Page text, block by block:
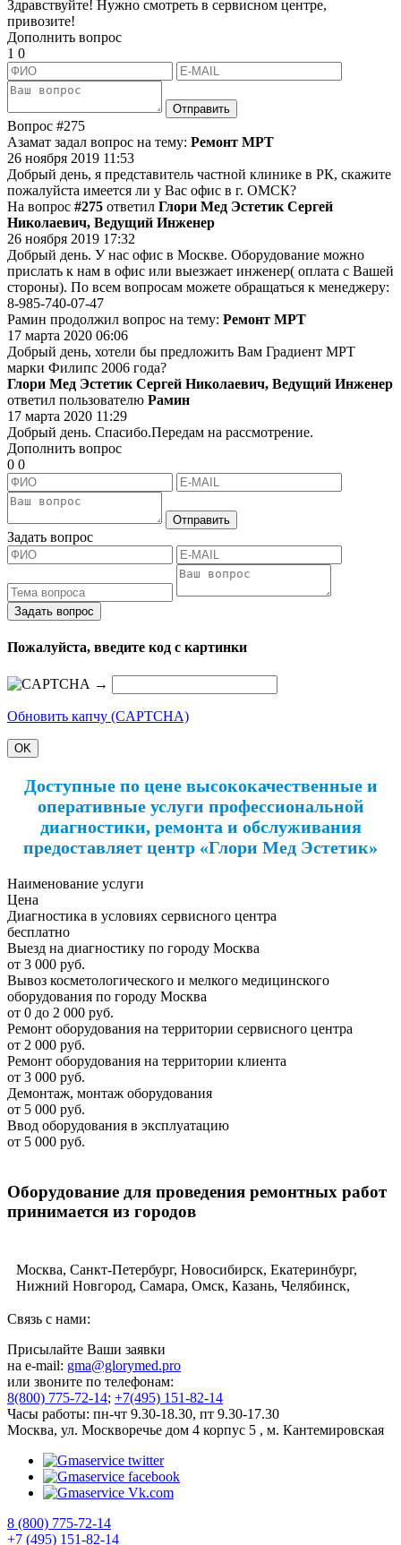
Здравствуйте! Нужно смотреть в сервисном центре,
привозите!
Дополнить вопрос
1 0
Отправить
Вопрос #275
Азамат задал вопрос на тему: Ремонт МРТ
26 ноября 2019 11:53
Добрый день, я представитель частной клинике в РК, скажите
пожалуйста имеется ли у Вас офис в г. ОМСК?
На вопрос #275 ответил Глори Мед Эстетик Сергей
Николаевич, Ведущий Инженер
26 ноября 2019 17:32
Добрый день. У нас офис в Москве. Оборудование можно
прислать к нам в офис или выезжает инженер( оплата с Вашей
стороны). По всем вопросам можете обращаться к менеджеру:
8-985-740-07-47
Рамин продолжил вопрос на тему: Ремонт МРТ
17 марта 2020 06:06
Добрый день, хотели бы предложить Вам Градиент МРТ
марки Филипс 2006 года?
Глори Мед Эстетик Сергей Николаевич, Ведущий Инженер
ответил пользователю Рамин
17 марта 2020 11:29
Добрый день. Спасибо.Передам на рассмотрение.
Дополнить вопрос
0 0
Отправить
Задать вопрос
Задать вопрос
Пожалуйста, введите код с картинки
→
Обновить капчу (CAPTCHA)
OK
Доступные по цене высококачественные и
оперативные услуги профессиональной
диагностики, ремонта и обслуживания
предоставляет центр «Глори Мед Эстетик»
Наименование услуги
Цена
Диагностика в условиях сервисного центра
бесплатно
Выезд на диагностику по городу Москва
от 3 000 руб.
Вывоз косметологического и мелкого медицинского
оборудования по городу Москва
от 0 до 2 000 руб.
Ремонт оборудования на территории сервисного центра
от 2 000 руб.
Ремонт оборудования на территории клиента
от 3 000 руб.
Демонтаж, монтаж оборудования
от 5 000 руб.
Ввод оборудования в эксплуатацию
от 5 000 руб.
Оборудование для проведения ремонтных работ
принимается из городов
Москва, Санкт-Петербург, Новосибирск, Екатеринбург,
Нижний Новгород, Самара, Омск, Казань, Челябинск,
Воронеж, Саратов, Краснодар, Тольятти, Ижевск,
Тюмень, Махачкала, Хабаровск, Новокузнецк, Оренбург,
Кемерово, Рязань, Томск, Астрахань, Пенза, Набережные
Челны, Липецк, Тула, Киров, Чебоксары, Калининград,
Брянск, Курск, Иваново, Магнитогорск, Улан-Удэ, Тверь,
Ставрополь, Нижний Тагил, Белгород, Архангельск,
Владимир, Сочи, Курган, Смоленск, Калуга, Чита, Орёл,
Вологда, Саранск, Тамбов, Стерлитамак, Грозный, Якутск,
Кострома, Комсомольск-на-Амуре, Петрозаводск, Таганрог,
Нижневартовск, Йошкар-Ола, Новороссийск, Нальчик,
Рыбинск, Северодвинск, Подольск, Королёв, Южно-
Связь с нами:
Присылайте Ваши заявки
на e-mail: gma@glorymed.pro
или звоните по телефонам:
8(800) 775-72-14; +7(495) 151-82-14
Часы работы: пн-чт 9.30-18.30, пт 9.30-17.30
Москва, ул. Москворечье дом 4 корпус 5 , м. Кантемировская
8 (800) 775-72-14
+7 (495) 151-82-14